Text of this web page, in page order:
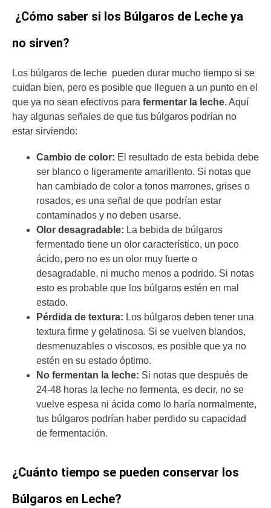
¿Cómo saber si los Búlgaros de Leche ya
no sirven?
Los búlgaros de leche pueden durar mucho tiempo si se
cuidan bien, pero es posible que lleguen a un punto en el
que ya no sean efectivos para fermentar la leche. Aquí
hay algunas señales de que tus búlgaros podrían no
estar sirviendo:
Cambio de color: El resultado de esta bebida debe
ser blanco o ligeramente amarillento. Si notas que
han cambiado de color a tonos marrones, grises o
rosados, es una señal de que podrían estar
contaminados y no deben usarse.
Olor desagradable: La bebida de búlgaros
fermentado tiene un olor característico, un poco
ácido, pero no es un olor muy fuerte o
desagradable, ni mucho menos a podrido. Si notas
esto es probable que los búlgaros estén en mal
estado.
Pérdida de textura: Los búlgaros deben tener una
textura firme y gelatinosa. Si se vuelven blandos,
desmenuzables o viscosos, es posible que ya no
estén en su estado óptimo.
No fermentan la leche: Si notas que después de
24-48 horas la leche no fermenta, es decir, no se
vuelve espesa ni ácida como lo haría normalmente,
tus búlgaros podrían haber perdido su capacidad
de fermentación.
¿Cuánto tiempo se pueden conservar los
Búlgaros en Leche?